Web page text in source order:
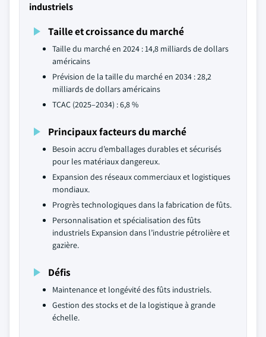
industriels
Taille et croissance du marché
Taille du marché en 2024 : 14,8 milliards de dollars
américains
Prévision de la taille du marché en 2034 : 28,2
milliards de dollars américains
TCAC (2025–2034) : 6,8 %
Principaux facteurs du marché
Besoin accru d’emballages durables et sécurisés
pour les matériaux dangereux.
Expansion des réseaux commerciaux et logistiques
mondiaux.
Progrès technologiques dans la fabrication de fûts.
Personnalisation et spécialisation des fûts
industriels Expansion dans l’industrie pétrolière et
gazière.
Défis
Maintenance et longévité des fûts industriels.
Gestion des stocks et de la logistique à grande
échelle.